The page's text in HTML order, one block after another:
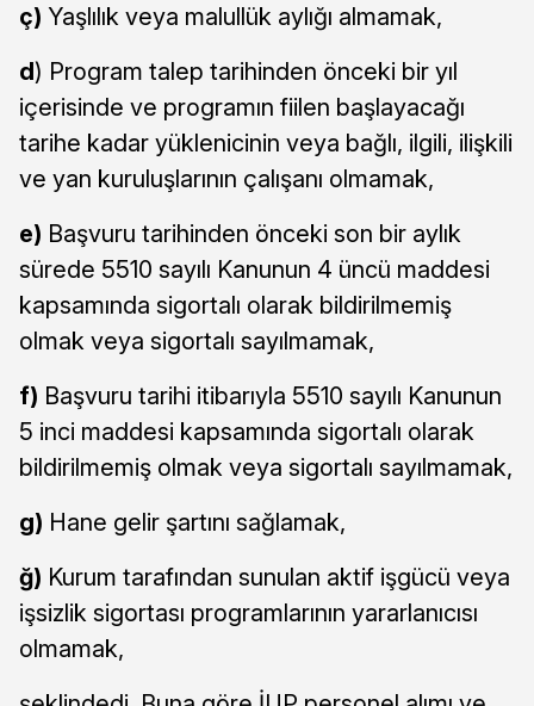
ç) Yaşlılık veya malullük aylığı almamak,
d) Program talep tarihinden önceki bir yıl
içerisinde ve programın fiilen başlayacağı
tarihe kadar yüklenicinin veya bağlı, ilgili, ilişkili
ve yan kuruluşlarının çalışanı olmamak,
e) Başvuru tarihinden önceki son bir aylık
sürede 5510 sayılı Kanunun 4 üncü maddesi
kapsamında sigortalı olarak bildirilmemiş
olmak veya sigortalı sayılmamak,
f) Başvuru tarihi itibarıyla 5510 sayılı Kanunun
5 inci maddesi kapsamında sigortalı olarak
bildirilmemiş olmak veya sigortalı sayılmamak,
g) Hane gelir şartını sağlamak,
ğ) Kurum tarafından sunulan aktif işgücü veya
işsizlik sigortası programlarının yararlanıcısı
olmamak,